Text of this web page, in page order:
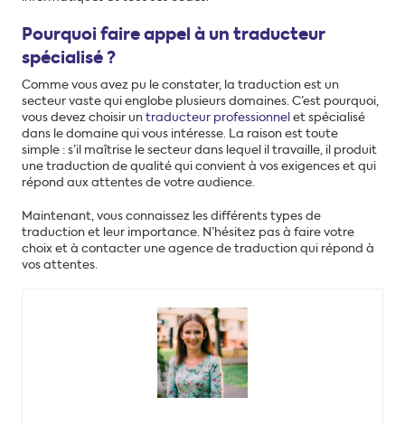
Pourquoi faire appel à un traducteur
spécialisé ?
Comme vous avez pu le constater, la traduction est un
secteur vaste qui englobe plusieurs domaines. C’est pourquoi,
vous devez choisir un traducteur professionnel et spécialisé
dans le domaine qui vous intéresse. La raison est toute
simple : s’il maîtrise le secteur dans lequel il travaille, il produit
une traduction de qualité qui convient à vos exigences et qui
répond aux attentes de votre audience.
Maintenant, vous connaissez les différents types de
traduction et leur importance. N’hésitez pas à faire votre
choix et à contacter une agence de traduction qui répond à
vos attentes.